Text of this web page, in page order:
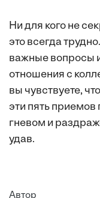
Ни для кого не
это всегда
важные вопросы
отношения с
вы чувствуете,
эти пять приемов
гневом и
удав.
Автор